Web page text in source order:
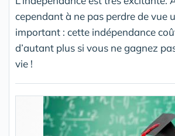
cependant à ne pas perdre de vue
important : cette indépendance
d’autant plus si vous ne gagnez
vie !